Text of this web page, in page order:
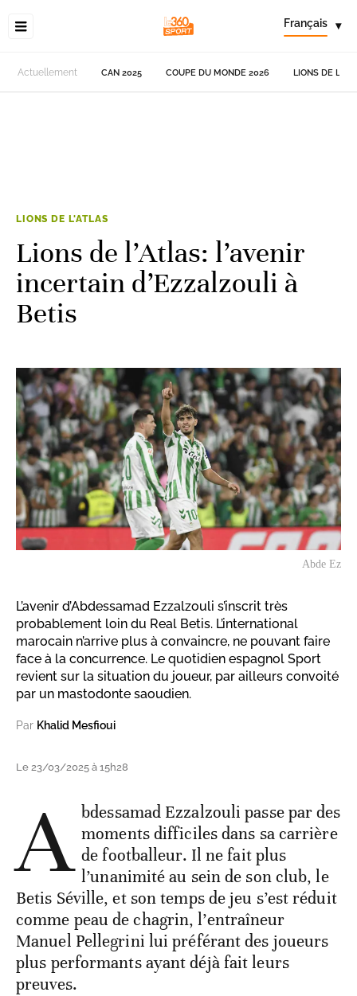
Français ▾
Actuellement CAN 2025 COUPE DU MONDE 2026 LIONS DE
LIONS DE L'ATLAS
Lions de l’Atlas: l’avenir
incertain d’Ezzalzouli à
Betis
Abde Ez
L’avenir d’Abdessamad Ezzalzouli s’inscrit très
probablement loin du Real Betis. L’international
marocain n’arrive plus à convaincre, ne pouvant faire
face à la concurrence. Le quotidien espagnol Sport
revient sur la situation du joueur, par ailleurs convoité
par un mastodonte saoudien.
Par Khalid Mesfioui
Le 23/03/2025 à 15h28
A bdessamad Ezzalzouli passe par des
moments difficiles dans sa carrière
de footballeur. Il ne fait plus
l’unanimité au sein de son club, le
Betis Séville, et son temps de jeu s’est réduit
comme peau de chagrin, l’entraîneur
Manuel Pellegrini lui préférant des joueurs
plus performants ayant déjà fait leurs
preuves.